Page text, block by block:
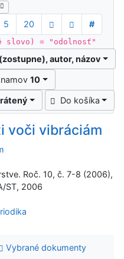
5 20
#
slovo) = "odolnosť"
autor, názov
10
Do košíka
voči vibráciám
Roč. 10, č. 7-8 (2006),
ST, 2006
Vybrané dokumenty